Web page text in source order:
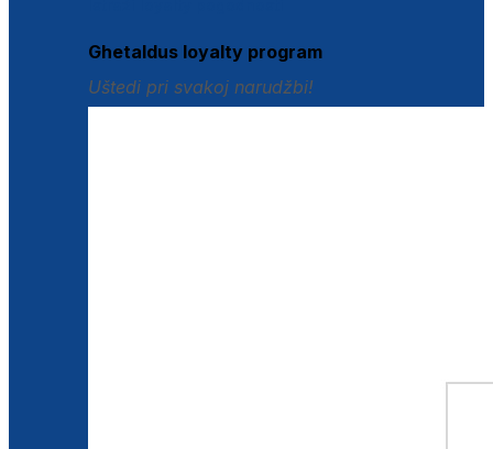
Ghetaldus loyalty program
Uštedi pri svakoj narudžbi!